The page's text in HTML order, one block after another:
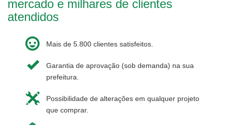
mercado e milhares de clientes
atendidos
Mais de 5.800 clientes satisfeitos.
Garantia de aprovação (sob demanda) na sua
prefeitura.
Possibilidade de alterações em qualquer projeto
que comprar.